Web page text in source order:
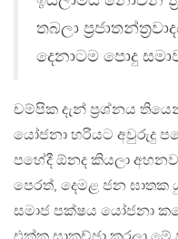
තබලා
දෙනාටම පොදු
චම්පික දැන් ප්‍රශ්නය
යෝජනා හරියට අවුරුදු
පහේදී ඕනද කියලා
පෙරත්, දෙමළ ජන ඝාතක
සමාජ පක්ෂය යෝජනා